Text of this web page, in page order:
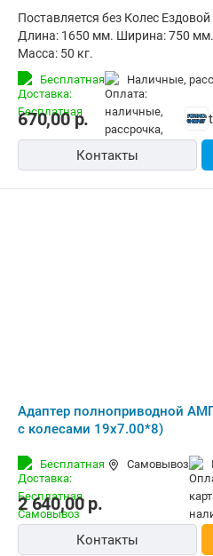
Поставляется без Колес
Длина: 1650 мм. Ширина: 750
Масса: 50 кг.
Бесплатная наличные,
670,00р.
Контакты
Адаптер полноприводной
с колесами 19х7.00*8)
Бесплатная Самовывоз
2 640,00р.
Контакты